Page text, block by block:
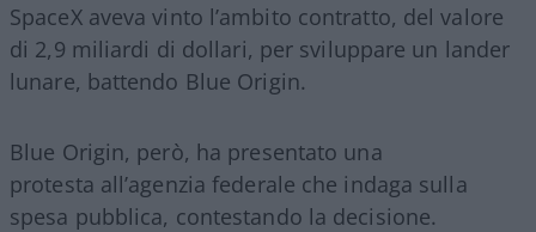
SpaceX aveva vinto l’ambito contratto, del valore
di 2,9 miliardi di dollari, per sviluppare un lander
lunare, battendo Blue Origin.
Blue Origin, però, ha presentato una
protesta all’agenzia federale che indaga sulla
spesa pubblica, contestando la decisione.